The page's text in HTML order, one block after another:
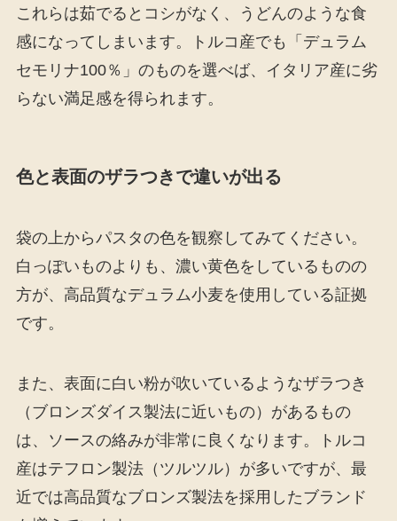
これらは茹でるとコシがなく、うどんのような食
感になってしまいます。トルコ産でも「デュラム
セモリナ100％」のものを選べば、イタリア産に劣
らない満足感を得られます。
色と表面のザラつきで違いが出る
袋の上からパスタの色を観察してみてください。
白っぽいものよりも、濃い黄色をしているものの
方が、高品質なデュラム小麦を使用している証拠
です。
また、表面に白い粉が吹いているようなザラつき
（ブロンズダイス製法に近いもの）があるもの
は、ソースの絡みが非常に良くなります。トルコ
産はテフロン製法（ツルツル）が多いですが、最
近では高品質なブロンズ製法を採用したブランド